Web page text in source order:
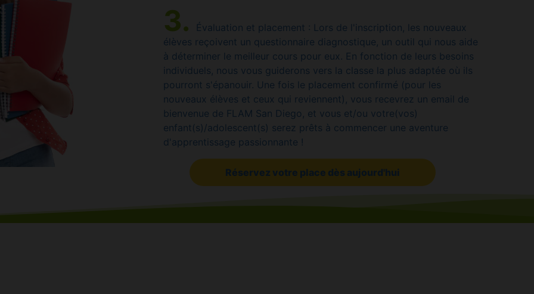
Évaluation et placement : Lors de l'inscription, les nouveaux
élèves reçoivent un questionnaire diagnostique, un outil qui nous aide
à déterminer le meilleur cours pour eux. En fonction de leurs besoins
individuels, nous vous guiderons vers la classe la plus adaptée où ils
pourront s'épanouir. Une fois le placement confirmé (pour les
nouveaux élèves et ceux qui reviennent), vous recevrez un email de
bienvenue de FLAM San Diego, et vous et/ou votre(vos)
enfant(s)/adolescent(s) serez prêts à commencer une aventure
d'apprentissage passionnante !
Réservez votre place dès aujourd'hui